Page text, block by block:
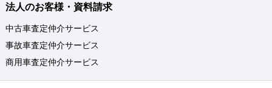
法人のお客様・資料請求
中古車査定仲介サービス
事故車査定仲介サービス
商用車査定仲介サービス